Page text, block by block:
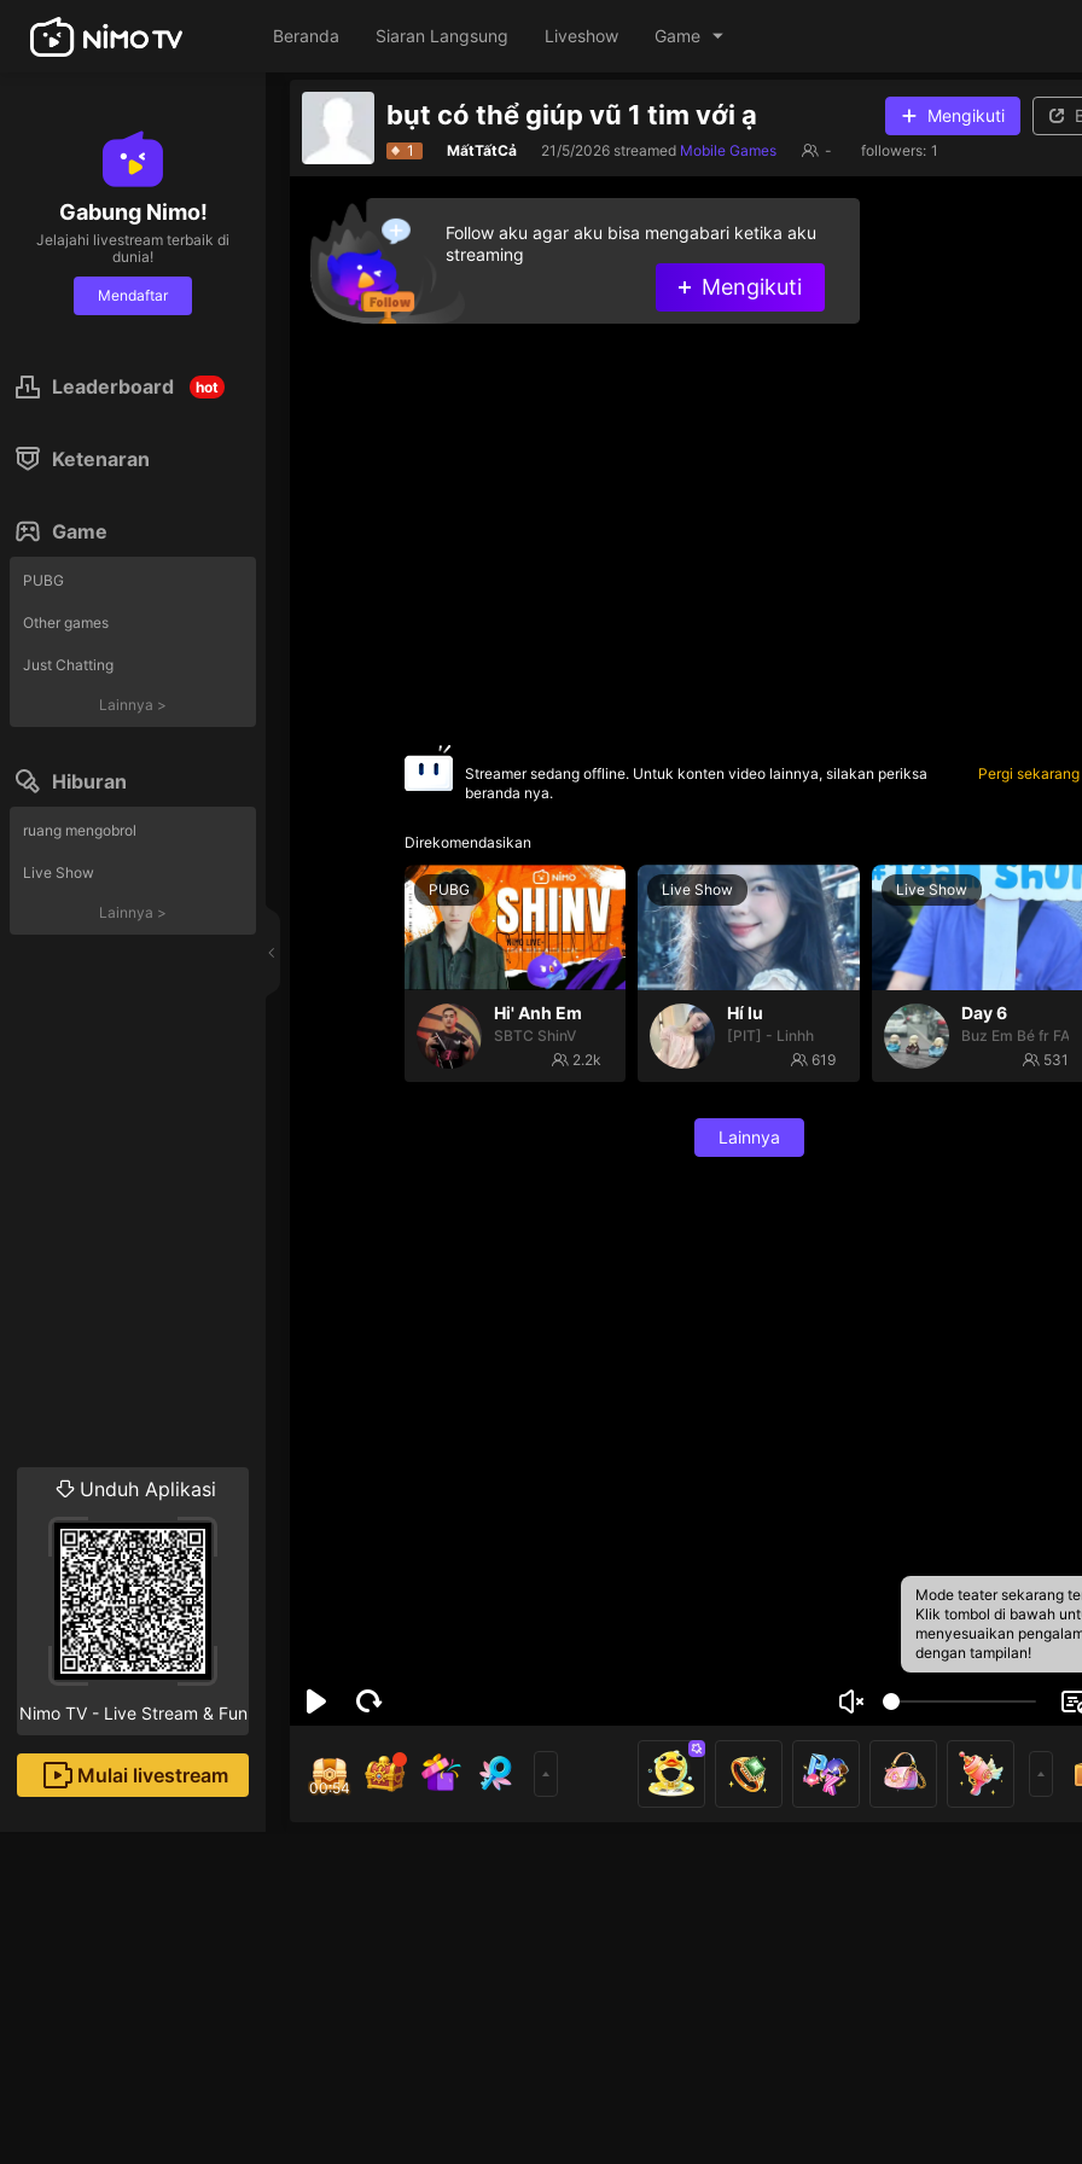
Beranda Siaran Langsung Liveshow Game
Gabung Nimo!
Jelajahi livestream terbaik di
dunia!
Mendaftar
Leaderboard hot
Ketenaran
Game
PUBG
Other games
Just Chatting
Lainnya >
Hiburan
ruang mengobrol
Live Show
Lainnya >
Unduh Aplikasi
Nimo TV - Live Stream & Fun
Mulai livestream
bụt có thể giúp vũ 1 tim với ạ Mengikuti
1 MấtTấtCả 21/5/2026 streamed Mobile Games - followers: 1
Mode teater sekarang
Klik tombol di bawah
menyesuaikan
dengan tampilan!
Streamer sedang offline. Untuk konten video lainnya, silakan periksa
beranda nya.
Pergi sekarang
Direkomendasikan
PUBG
Hi' Anh Em
SBTC ShinV
2.2k
Live Show
Hí lu
[PIT] - Linhh
619
Live Show
Day 6
Buz Em Bé fr
531
Lainnya
00:53
Follow aku agar aku bisa mengabari ketika aku
streaming
Mengikuti